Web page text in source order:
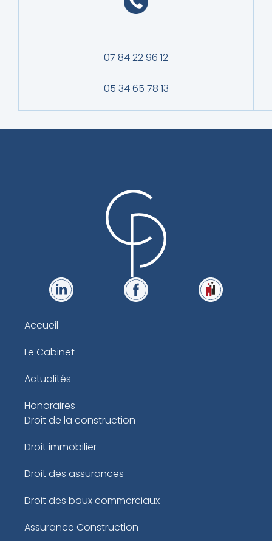
07 84 22 96 12
05 34 65 78 13
Accueil
Le Cabinet
Actualités
Honoraires
Droit de la construction
Droit immobilier
Droit des assurances
Droit des baux commerciaux
Assurance Construction